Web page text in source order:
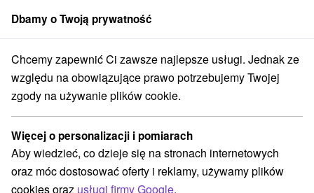
członek grupySorger
Uzdrowisko Turczańskie Teplice Pobyt leczniczy CARDIO
Pobyt leczniczy CARDIO
Uzdrowisko Turczańskie Teplice Turčianske Teplice
Dbamy o Twoją prywatność
Chcemy zapewnić Ci zawsze najlepsze usługi. Jednak ze
względu na obowiązujące prawo potrzebujemy Twojej
zgody na używanie plików cookie.
Więcej o personalizacji i pomiarach
Aby wiedzieć, co dzieje się na stronach internetowych
oraz móc dostosować oferty i reklamy, używamy plików
cookies oraz usługi firmy Google.